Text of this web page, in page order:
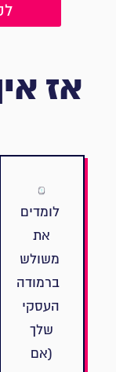
אז
לומדים
את
משולש
ברמודה
העסקי
שלך
(אם